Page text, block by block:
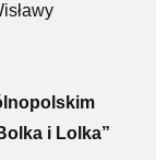
i Lolka”